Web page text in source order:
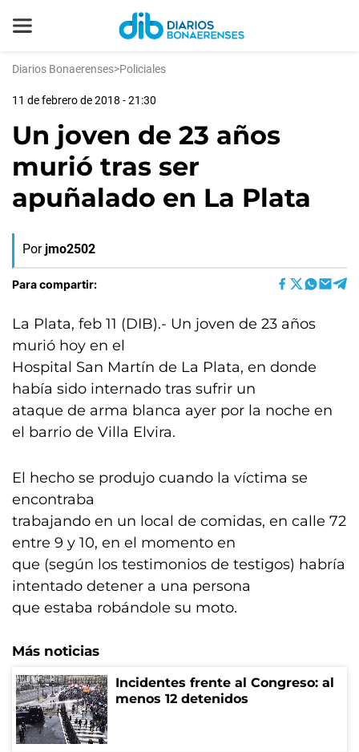
Diarios Bonaerenses>Policiales
11 de febrero de 2018 - 21:30
Un joven de 23 años
murió tras ser
apuñalado en La Plata
Por jmo2502
Para compartir:
La Plata, feb 11 (DIB).- Un joven de 23 años
murió hoy en el
Hospital San Martín de La Plata, en donde
había sido internado tras sufrir un
ataque de arma blanca ayer por la noche en
el barrio de Villa Elvira.
El hecho se produjo cuando la víctima se
encontraba
trabajando en un local de comidas, en calle 72
entre 9 y 10, en el momento en
que (según los testimonios de testigos) habría
intentado detener a una persona
que estaba robándole su moto.
Más noticias
Incidentes frente al Congreso: al
menos 12 detenidos